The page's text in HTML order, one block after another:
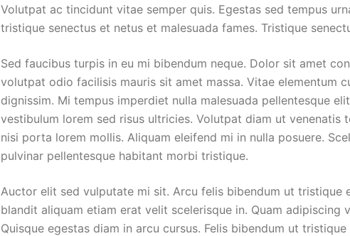
Volutpat ac tincidunt vitae semper quis. Egestas sed tempus
tristique senectus et netus et malesuada fames. Tristique
Sed faucibus turpis in eu mi bibendum neque. Dolor sit amet
volutpat odio facilisis mauris sit amet massa. Vitae elementum
dignissim. Mi tempus imperdiet nulla malesuada pellentesque
vestibulum lorem sed risus ultricies. Volutpat diam ut venenatis
nisi porta lorem mollis. Aliquam eleifend mi in nulla posuere.
pulvinar pellentesque habitant morbi tristique.
Auctor elit sed vulputate mi sit. Arcu felis bibendum ut tristique
blandit aliquam etiam erat velit scelerisque in. Quam adipiscing
Quisque egestas diam in arcu cursus. Felis bibendum ut